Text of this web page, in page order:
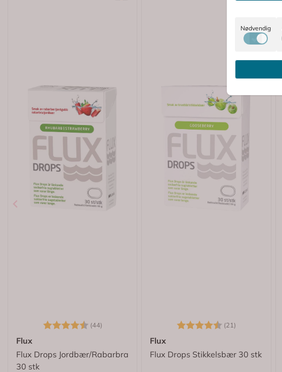
Karakter: (44)
Flux
Flux Drops Jordbær/Rabarbra
30 stk
Karakter: (21)
Flux
Flux Drops Stikkelsbær 30 stk
Nødvendig